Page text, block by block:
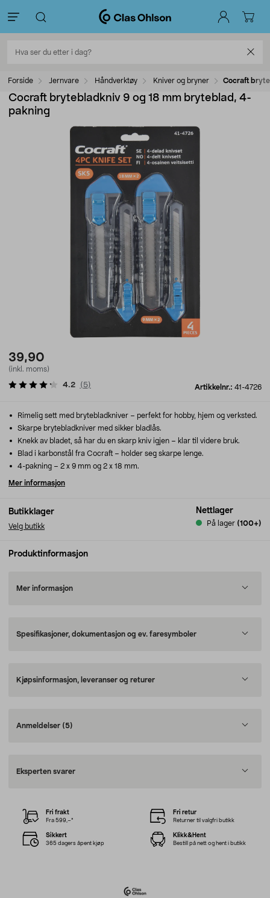
Forside Jernvare Håndverktøy Kniver og bryner Cocraft
Cocraft brytebladkniv 9 og 18 mm bryteblad, 4-
pakning
39,90
(inkl. moms)
Artikkelnr.: 41-4726
4.2 ( 5)
Butikklager
Velg butikk
Nettlager
På lager (100+)
Rimelig sett med brytebladkniver – perfekt for hobby, hjem og verksted.
Skarpe brytebladkniver med sikker bladlås.
Knekk av bladet, så har du en skarp kniv igjen – klar til videre bruk.
Blad i karbonstål fra Cocraft – holder seg skarpe lenge.
4-pakning – 2 x 9 mm og 2 x 18 mm.
Mer informasjon
Produktinformasjon
Mer informasjon
Spesifikasjoner, dokumentasjon og ev. faresymboler
Kjøpsinformasjon, leveranser og returer
Anmeldelser (5)
Eksperten svarer
Fri frakt
Fra 599,–*
Fri retur
Returner til valgfri butikk
Sikkert
365 dagers åpent kjøp
Klikk&Hent
Bestill på nett og hent i butikk